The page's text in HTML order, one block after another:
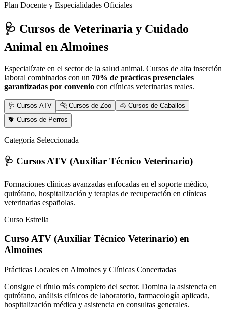
Plan Docente y Especialidades Oficiales
🩺 Cursos de Veterinaria y Cuidado
Animal en Almoines
Especialízate en el sector de la salud animal. Cursos de alta inserción
laboral combinados con un 70% de prácticas presenciales
garantizadas por convenio con clínicas veterinarias reales.
🩺 Cursos ATV 🐆 Cursos de Zoo
🐴 Cursos de Caballos
🐕 Cursos de Perros
Categoría Seleccionada
🩺 Cursos ATV (Auxiliar Técnico Veterinario)
Formaciones clínicas avanzadas enfocadas en el soporte médico,
quirófano, hospitalización y terapias de recuperación en clínicas
veterinarias españolas.
Curso Estrella
Curso ATV (Auxiliar Técnico Veterinario) en
Almoines
Prácticas Locales en Almoines y Clínicas Concertadas
Consigue el título más completo del sector. Domina la asistencia en
quirófano, análisis clínicos de laboratorio, farmacología aplicada,
hospitalización médica y asistencia en consultas generales.